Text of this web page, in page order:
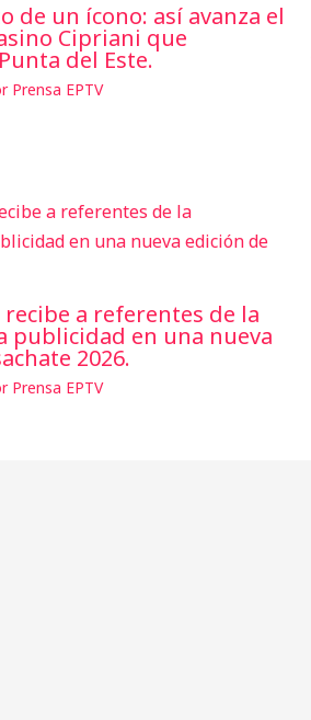
de un ícono: así avanza el
Cipriani que
del Este.
Prensa EPTV
recibe a referentes de la
publicidad en una nueva
2026.
Prensa EPTV